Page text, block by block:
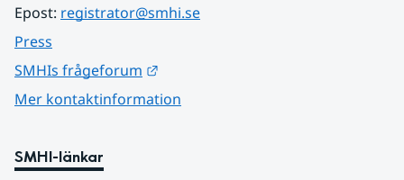
Epost: registrator@smhi.se
Press
SMHIs frågeforum
Mer kontaktinformation
SMHI-länkar